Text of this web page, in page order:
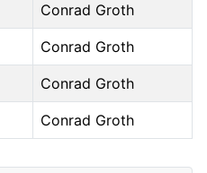
Conrad Groth
Conrad Groth
Conrad Groth
Conrad Groth